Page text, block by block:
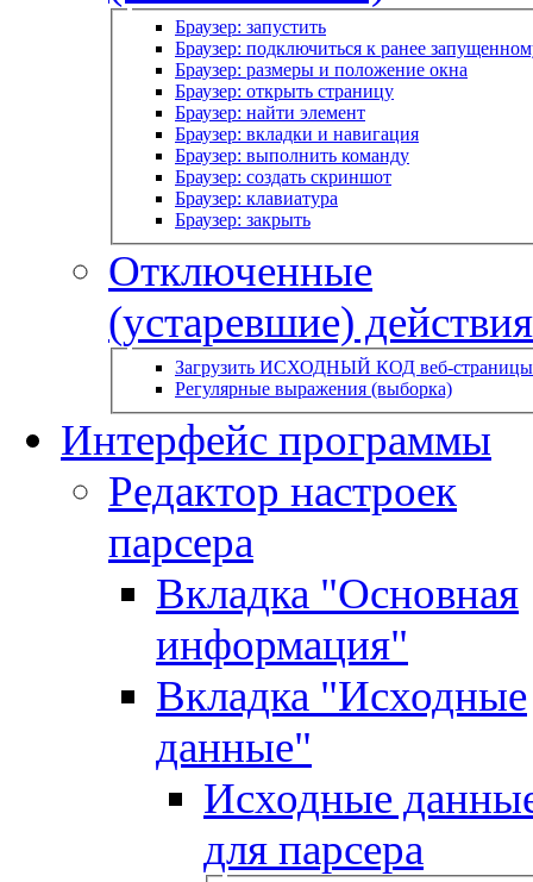
Браузер: запустить
Браузер: подключиться к ранее
Браузер: размеры и положение окна
Браузер: открыть страницу
Браузер: найти элемент
Браузер: вкладки и навигация
Браузер: выполнить команду
Браузер: создать скриншот
Браузер: клавиатура
Браузер: закрыть
Отключенные
(устаревшие) действия
Загрузить ИСХОДНЫЙ КОД веб-страницы
Регулярные выражения (выборка)
Интерфейс программы
Редактор настроек
парсера
Вкладка "Основная
информация"
Вкладка "Исходные
данные"
Исходные
для парсера